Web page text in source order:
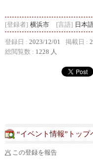
[登録者] 横浜市 [言語] 日本
登録日 : 2023/12/01 掲載日 :
総閲覧数 : 1228 人
“イベント情報”トップ
この登録を報告